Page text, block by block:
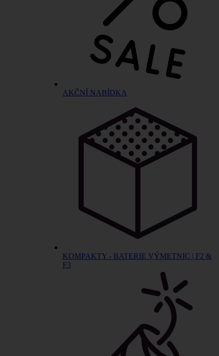
AKČNÍ NABÍDKA
KOMPAKTY - BATERIE VÝMETNIC | F2 &
F3